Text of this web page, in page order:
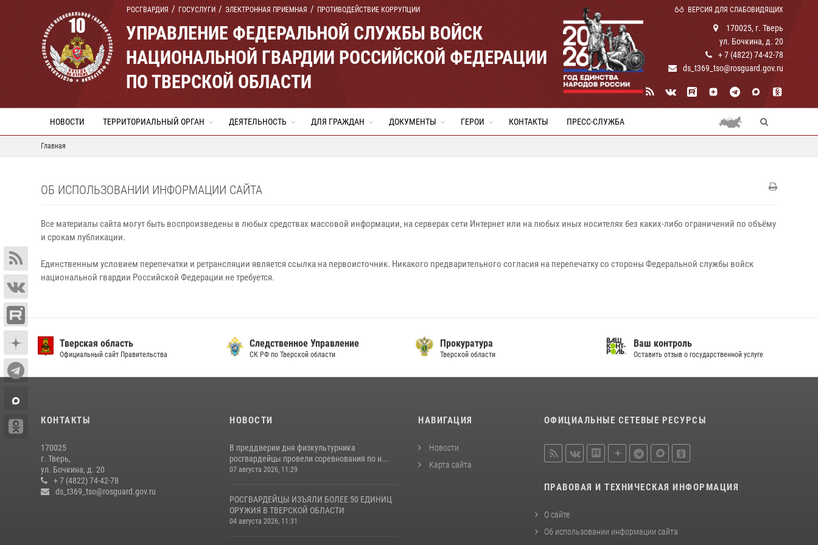
РОСГВАРДИЯ ГОСУСЛУГИ ЭЛЕКТРОННАЯ ПРИЕМНАЯ ПРОТИВОДЕЙСТВИЕ КОРРУПЦИИ ВЕРСИЯ ДЛЯ СЛАБОВИДЯЩИХ
УПРАВЛЕНИЕ ФЕДЕРАЛЬНОЙ СЛУЖБЫ ВОЙСК
НАЦИОНАЛЬНОЙ ГВАРДИИ РОССИЙСКОЙ ФЕДЕРАЦИИ
ПО ТВЕРСКОЙ ОБЛАСТИ
170025, г. Тверь
ул. Бочкина, д. 20
+ 7 (4822) 74-42-78
ds_t369_tso@rosguard.gov.ru
НОВОСТИ ТЕРРИТОРИАЛЬНЫЙ ОРГАН ДЕЯТЕЛЬНОСТЬ ДЛЯ ГРАЖДАН ДОКУМЕНТЫ ГЕРОИ КОНТАКТЫ ПРЕСС-СЛУЖБА
Главная
ОБ ИСПОЛЬЗОВАНИИ ИНФОРМАЦИИ САЙТА
Все материалы сайта могут быть воспроизведены в любых средствах массовой информации, на серверах сети Интернет или на любых иных носителях без каких‑либо ограничений по объёму
и срокам публикации.
Единственным условием перепечатки и ретрансляции является ссылка на первоисточник. Никакого предварительного согласия на перепечатку со стороны Федеральной службы войск
национальной гвардии Российской Федерации не требуется.
Тверская область
Официальный сайт Правительства
Следственное Управление
СК РФ по Тверской области
Прокуратура
Тверской области
Ваш контроль
Оставить отзыв о государственной услуге
КОНТАКТЫ
170025
г. Тверь,
ул. Бочкина, д. 20
+ 7 (4822) 74-42-78
ds_t369_tso@rosguard.gov.ru
НОВОСТИ
В преддверии дня физкультурника
росгвардейцы провели соревнования по н...
07 августа 2026, 11:29
РОСГВАРДЕЙЦЫ ИЗЪЯЛИ БОЛЕЕ 50 ЕДИНИЦ
ОРУЖИЯ В ТВЕРСКОЙ ОБЛАСТИ
04 августа 2026, 11:31
НАВИГАЦИЯ
Новости
Карта сайта
ОФИЦИАЛЬНЫЕ СЕТЕВЫЕ РЕСУРСЫ
ПРАВОВАЯ И ТЕХНИЧЕСКАЯ ИНФОРМАЦИЯ
О сайте
Об использовании информации сайта